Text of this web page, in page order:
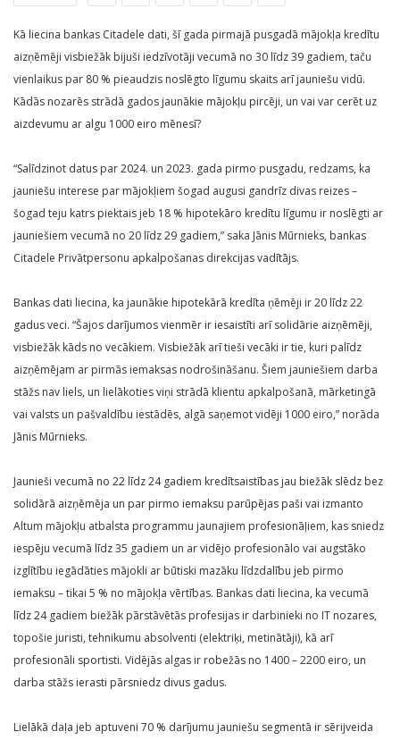
Kā liecina bankas Citadele dati, šī gada pirmajā pusgadā mājokļa kredītu
aizņēmēji visbiežāk bijuši iedzīvotāji vecumā no 30 līdz 39 gadiem, taču
vienlaikus par 80 % pieaudzis noslēgto līgumu skaits arī jauniešu vidū.
Kādās nozarēs strādā gados jaunākie mājokļu pircēji, un vai var cerēt uz
aizdevumu ar algu 1000 eiro mēnesī?
“Salīdzinot datus par 2024. un 2023. gada pirmo pusgadu, redzams, ka
jauniešu interese par mājokļiem šogad augusi gandrīz divas reizes –
šogad teju katrs piektais jeb 18 % hipotekāro kredītu līgumu ir noslēgti ar
jauniešiem vecumā no 20 līdz 29 gadiem,” saka Jānis Mūrnieks, bankas
Citadele Privātpersonu apkalpošanas direkcijas vadītājs.
Bankas dati liecina, ka jaunākie hipotekārā kredīta ņēmēji ir 20 līdz 22
gadus veci. “Šajos darījumos vienmēr ir iesaistīti arī solidārie aizņēmēji,
visbiežāk kāds no vecākiem. Visbiežāk arī tieši vecāki ir tie, kuri palīdz
aizņēmējam ar pirmās iemaksas nodrošināšanu. Šiem jauniešiem darba
stāžs nav liels, un lielākoties viņi strādā klientu apkalpošanā, mārketingā
vai valsts un pašvaldību iestādēs, algā saņemot vidēji 1000 eiro,” norāda
Jānis Mūrnieks.
Jaunieši vecumā no 22 līdz 24 gadiem kredītsaistības jau biežāk slēdz bez
solidārā aizņēmēja un par pirmo iemaksu parūpējas paši vai izmanto
Altum mājokļu atbalsta programmu jaunajiem profesionāļiem, kas sniedz
iespēju vecumā līdz 35 gadiem un ar vidējo profesionālo vai augstāko
izglītību iegādāties mājokli ar būtiski mazāku līdzdalību jeb pirmo
iemaksu – tikai 5 % no mājokļa vērtības. Bankas dati liecina, ka vecumā
līdz 24 gadiem biežāk pārstāvētās profesijas ir darbinieki no IT nozares,
topošie juristi, tehnikumu absolventi (elektriķi, metinātāji), kā arī
profesionāli sportisti. Vidējās algas ir robežās no 1400 – 2200 eiro, un
darba stāžs ierasti pārsniedz divus gadus.
Lielākā daļa jeb aptuveni 70 % darījumu jauniešu segmentā ir sērijveida